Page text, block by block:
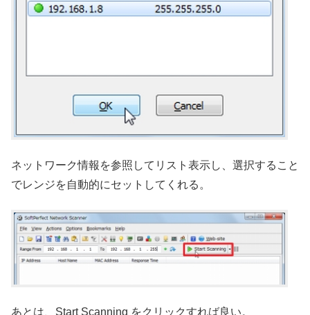
ネットワーク情報を参照してリスト表示し、選択すること
でレンジを自動的にセットしてくれる。
あとは、Start Scanning をクリックすれば良い。